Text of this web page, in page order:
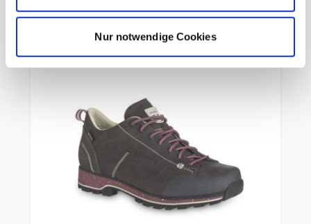
Nur notwendige Cookies